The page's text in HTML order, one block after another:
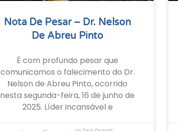
Nota De Pesar – Dr. Nelson
De Abreu Pinto
É com profundo pesar que
comunicamos o falecimento do Dr.
Nelson de Abreu Pinto, ocorrido
nesta segunda-feira, 16 de junho de
2025. Líder incansável e